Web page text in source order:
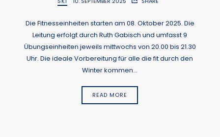
Die Fitnesseinheiten starten am 08. Oktober 2025. Die
Leitung erfolgt durch Ruth Gabisch und umfasst 9
Übungseinheiten jeweils mittwochs von 20.00 bis 21.30
Uhr. Die ideale Vorbereitung für alle die fit durch den
Winter kommen…
READ MORE